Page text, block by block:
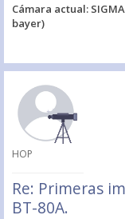
Cámara actual:
bayer)
HOP
Re: Primeras
BT-80A.